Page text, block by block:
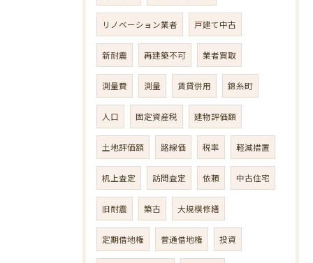
リノベーション業者 戸建て中古
新耐震 再建築不可 業者買取
測量費 測量 賃貸併用 錦糸町
人口 固定資産税 建物評価額
土地評価額 路線価 税率 軽減措置
机上査定 訪問査定 依頼 中古住宅
旧耐震 築古 大規模修繕
定期借地権 普通借地権 投資